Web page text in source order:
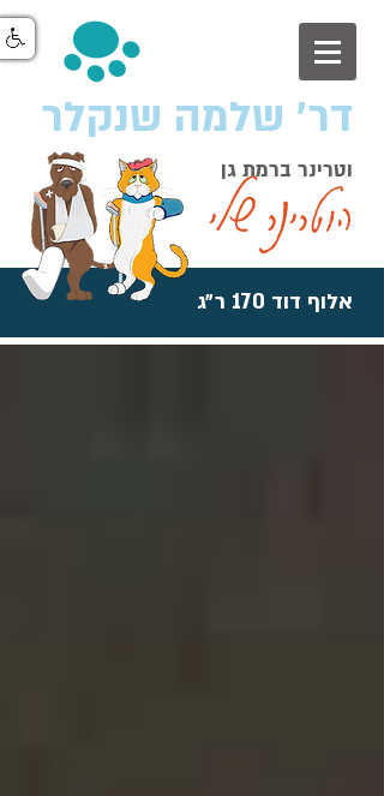
וטרינר ברמת גן
אלוף דוד 170 ר״ג
דר׳ שלמה שנקלר
הוטרינר שלי